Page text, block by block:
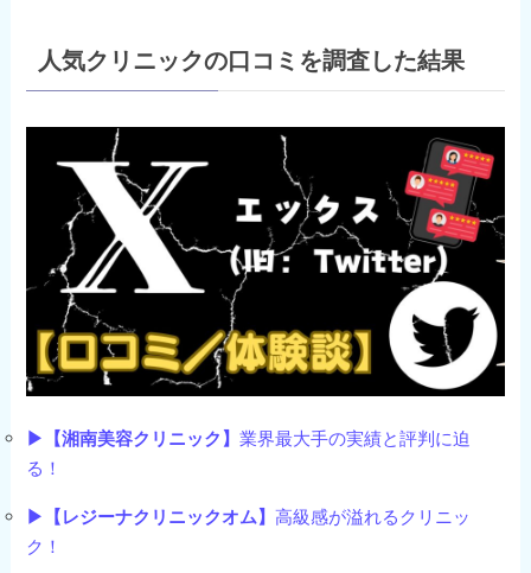
人気クリニックの口コミを調査した結果
▶【湘南美容クリニック】業界最大手の実績と評判に迫
る！
▶【レジーナクリニックオム】高級感が溢れるクリニッ
ク！